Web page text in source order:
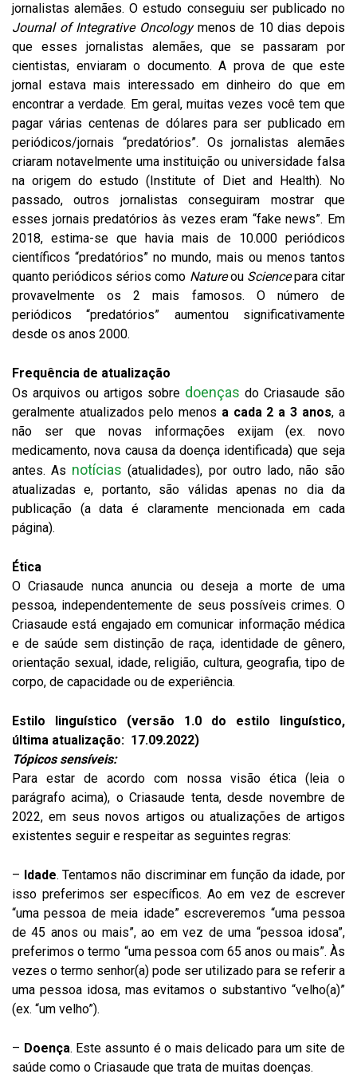
jornalistas alemães. O estudo conseguiu ser publicado no
Journal of Integrative Oncologymenos de 10 dias depois
que esses jornalistas alemães, que se passaram por
cientistas, enviaram o documento. A prova de que este
jornal estava mais interessado em dinheiro do que em
encontrar a verdade. Em geral, muitas vezes você tem que
pagar várias centenas de dólares para ser publicado em
periódicos/jornais “predatórios”. Os jornalistas alemães
criaram notavelmente uma instituição ou universidade falsa
na origem do estudo (Institute of Diet and Health). No
passado, outros jornalistas conseguiram mostrar que
esses jornais predatórios às vezes eram “fake news”. Em
2018, estima-se que havia mais de 10.000 periódicos
científicos “predatórios” no mundo, mais ou menos tantos
quanto periódicos sérios como Natureou Sciencepara citar
provavelmente os 2 mais famosos. O número de
periódicos “predatórios” aumentou significativamente
desde os anos 2000.
Frequência de atualização
Os arquivos ou artigos sobre doenças do Criasaude são
geralmente atualizados pelo menos a cada 2 a 3 anos, a
não ser que novas informações exijam (ex. novo
medicamento, nova causa da doença identificada) que seja
antes. As notícias(atualidades), por outro lado, não são
atualizadas e, portanto, são válidas apenas no dia da
publicação (a data é claramente mencionada em cada
página).
Ética
O Criasaude nunca anuncia ou deseja a morte de uma
pessoa, independentemente de seus possíveis crimes. O
Criasaude está engajado em comunicar informação médica
e de saúde sem distinção de raça, identidade de gênero,
orientação sexual, idade, religião, cultura, geografia, tipo de
corpo, de capacidade ou de experiência.
Estilo linguístico (versão 1.0 do estilo linguístico,
última atualização: 17.09.2022)
Tópicos sensíveis:
Para estar de acordo com nossa visão ética (leia o
parágrafo acima), o Criasaude tenta, desde novembre de
2022, em seus novos artigos ou atualizações de artigos
existentes seguir e respeitar as seguintes regras:
– Idade. Tentamos não discriminar em função da idade, por
isso preferimos ser específicos. Ao em vez de escrever
“uma pessoa de meia idade” escreveremos “uma pessoa
de 45 anos ou mais”, ao em vez de uma “pessoa idosa”,
preferimos o termo “uma pessoa com 65 anos ou mais”. Às
vezes o termo senhor(a) pode ser utilizado para se referir a
uma pessoa idosa, mas evitamos o substantivo “velho(a)”
(ex. “um velho”).
– Doença. Este assunto é o mais delicado para um site de
saúde como o Criasaude que trata de muitas doenças.